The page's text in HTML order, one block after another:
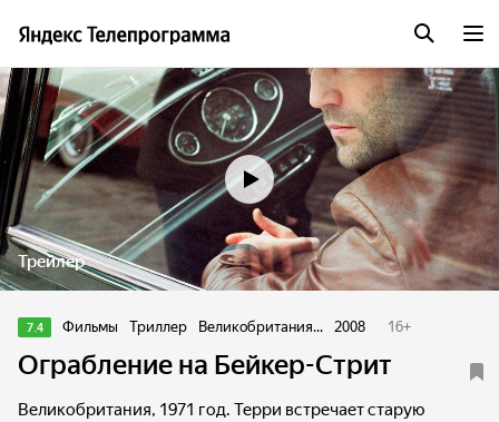
Трейлер
7.4 Фильмы Триллер Великобритания... 2008 16+
Ограбление на Бейкер-Стрит
Великобритания, 1971 год. Терри встречает старую